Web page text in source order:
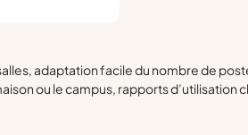
adaptation facile du nombre de
ou le campus, rapports d’utilisation